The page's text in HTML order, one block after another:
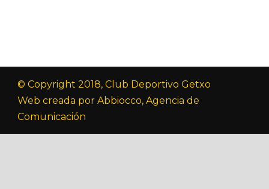
© Copyright 2018, Club Deportivo Getxo
Web creada por Abbiocco, Agencia de
Comunicación